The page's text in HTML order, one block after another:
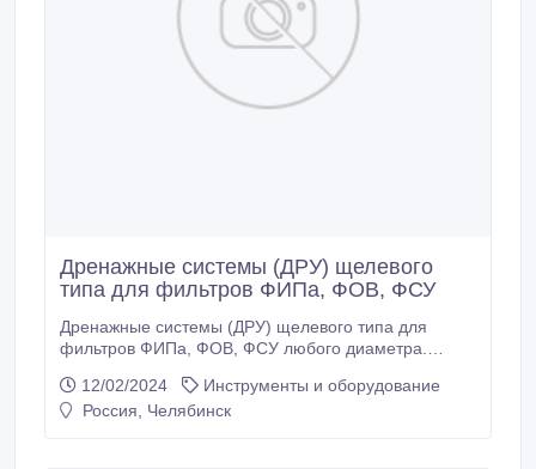
Дренажные системы (ДРУ) щелевого
типа для фильтров ФИПа, ФОВ, ФСУ
Дренажные системы (ДРУ) щелевого типа для
фильтров ФИПа, ФОВ, ФСУ любого диаметра.
распределительная система применяется в
качестве распределительного устройства в
12/02/2024
Инструменты и оборудование
Россия, Челябинск